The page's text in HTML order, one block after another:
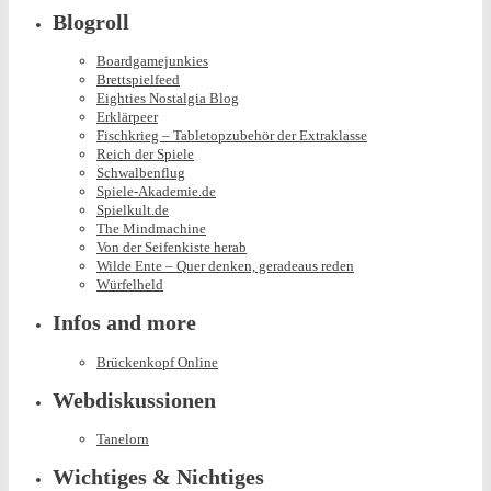
Blogroll
Boardgamejunkies
Brettspielfeed
Eighties Nostalgia Blog
Erklärpeer
Fischkrieg – Tabletopzubehör der Extraklasse
Reich der Spiele
Schwalbenflug
Spiele-Akademie.de
Spielkult.de
The Mindmachine
Von der Seifenkiste herab
Wilde Ente – Quer denken, geradeaus reden
Würfelheld
Infos and more
Brückenkopf Online
Webdiskussionen
Tanelorn
Wichtiges & Nichtiges